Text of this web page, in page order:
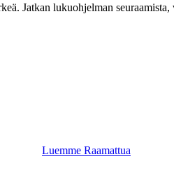
Jatkan lukuohjelman
Luemme Raamattua